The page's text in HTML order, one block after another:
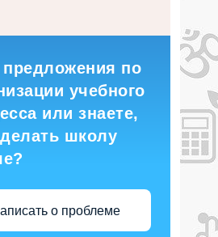
предложения по
учебного
или знаете,
школу
о проблеме